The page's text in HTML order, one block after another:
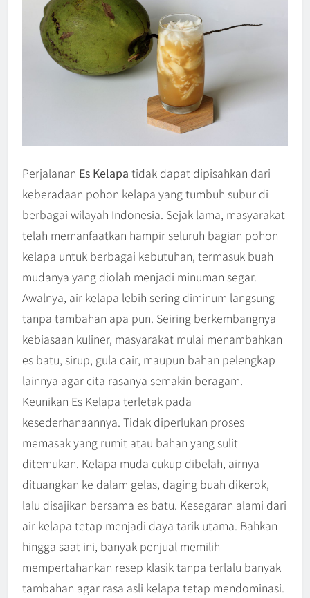
Perjalanan Es Kelapa tidak dapat dipisahkan dari
keberadaan pohon kelapa yang tumbuh subur di
berbagai wilayah Indonesia. Sejak lama, masyarakat
telah memanfaatkan hampir seluruh bagian pohon
kelapa untuk berbagai kebutuhan, termasuk buah
mudanya yang diolah menjadi minuman segar.
Awalnya, air kelapa lebih sering diminum langsung
tanpa tambahan apa pun. Seiring berkembangnya
kebiasaan kuliner, masyarakat mulai menambahkan
es batu, sirup, gula cair, maupun bahan pelengkap
lainnya agar cita rasanya semakin beragam.
Keunikan Es Kelapa terletak pada
kesederhanaannya. Tidak diperlukan proses
memasak yang rumit atau bahan yang sulit
ditemukan. Kelapa muda cukup dibelah, airnya
dituangkan ke dalam gelas, daging buah dikerok,
lalu disajikan bersama es batu. Kesegaran alami dari
air kelapa tetap menjadi daya tarik utama. Bahkan
hingga saat ini, banyak penjual memilih
mempertahankan resep klasik tanpa terlalu banyak
tambahan agar rasa asli kelapa tetap mendominasi.